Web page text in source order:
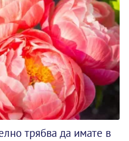
трябва да имате в